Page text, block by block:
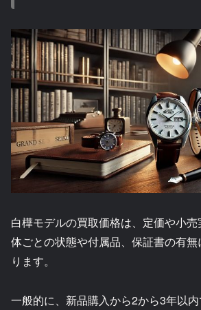
白樺モデルの買取価格は、定価や小
体ごとの状態や付属品、保証書の有
ります。
一般的に、新品購入から2から3年以